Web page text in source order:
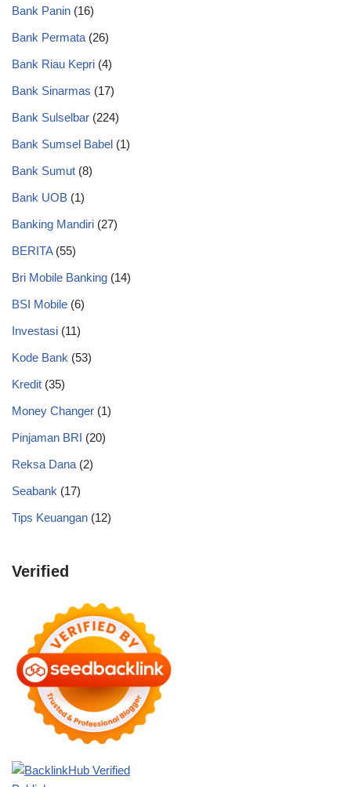
Bank Panin (16)
Bank Permata (26)
Bank Riau Kepri (4)
Bank Sinarmas (17)
Bank Sulselbar (224)
Bank Sumsel Babel (1)
Bank Sumut (8)
Bank UOB (1)
Banking Mandiri (27)
BERITA(55)
Bri Mobile Banking (14)
BSI Mobile (6)
Investasi (11)
Kode Bank (53)
Kredit (35)
Money Changer (1)
Pinjaman BRI (20)
Reksa Dana (2)
Seabank (17)
Tips Keuangan (12)
Verified